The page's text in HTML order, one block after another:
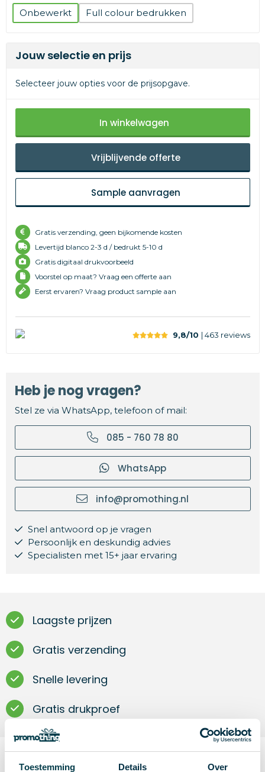
Toestemming Details Over
Onbewerkt
Full colour
Jouw selectie en prijs
Selecteer jouw opties voor de prijsopgave.
In winkelwagen
Vrijblijvende offerte
Sample aanvragen
Gratis verzending, geen bijkomende kosten
Levertijd blanco 2-3 d / bedrukt 5-10 d
Gratis digitaal drukvoorbeeld
Voorstel op maat? Vraag een offerte aan
Eerst ervaren? Vraag product sample aan
9,8/10 | 463 reviews
Heb je nog vragen?
Stel ze via WhatsApp, telefoon of mail:
085 - 760 78 80
WhatsApp
info@promothing.nl
Snel antwoord op je vragen
Persoonlijk en deskundig advies
Specialisten met 15+ jaar ervaring
Laagste prijzen
Gratis verzending
Snelle levering
Gratis drukproef